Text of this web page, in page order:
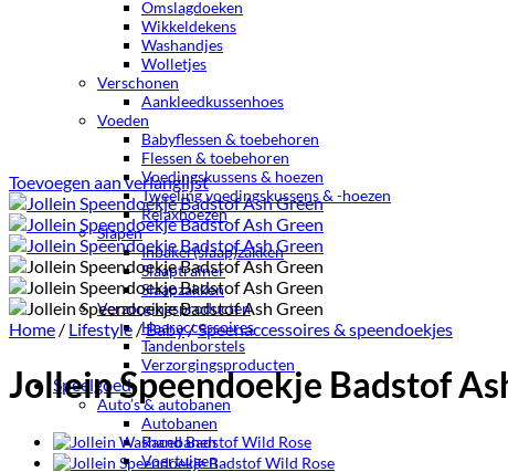
Omslagdoeken
Wikkeldekens
Washandjes
Wolletjes
Verschonen
Aankleedkussenhoes
Voeden
Babyflessen & toebehoren
Flessen & toebehoren
Voedingskussens & hoezen
Tweeling voedingskussens & -hoezen
Relaxhoezen
Slapen
Inbaker(slaap)zakken
Slaaptrainer
Slaapzakken
Verzorgingsproducten
Haaraccessoires
Tandenborstels
Verzorgingsproducten
Speelgoed
Auto’s & autobanen
Autobanen
Racebanen
Voertuigen
Toevoegen aan verlanglijst
Home / Lifestyle /Baby/Speenaccessoires & speendoekjes
Jollein Speendoekje Badstof